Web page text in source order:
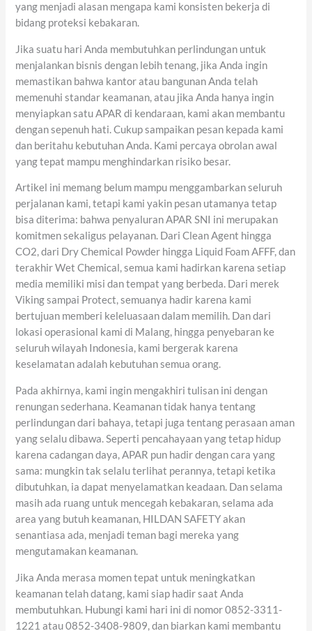
yang menjadi alasan mengapa kami konsisten bekerja di
bidang proteksi kebakaran.
Jika suatu hari Anda membutuhkan perlindungan untuk
menjalankan bisnis dengan lebih tenang, jika Anda ingin
memastikan bahwa kantor atau bangunan Anda telah
memenuhi standar keamanan, atau jika Anda hanya ingin
menyiapkan satu APAR di kendaraan, kami akan membantu
dengan sepenuh hati. Cukup sampaikan pesan kepada kami
dan beritahu kebutuhan Anda. Kami percaya obrolan awal
yang tepat mampu menghindarkan risiko besar.
Artikel ini memang belum mampu menggambarkan seluruh
perjalanan kami, tetapi kami yakin pesan utamanya tetap
bisa diterima: bahwa penyaluran APAR SNI ini merupakan
komitmen sekaligus pelayanan. Dari Clean Agent hingga
CO2, dari Dry Chemical Powder hingga Liquid Foam AFFF, dan
terakhir Wet Chemical, semua kami hadirkan karena setiap
media memiliki misi dan tempat yang berbeda. Dari merek
Viking sampai Protect, semuanya hadir karena kami
bertujuan memberi keleluasaan dalam memilih. Dan dari
lokasi operasional kami di Malang, hingga penyebaran ke
seluruh wilayah Indonesia, kami bergerak karena
keselamatan adalah kebutuhan semua orang.
Pada akhirnya, kami ingin mengakhiri tulisan ini dengan
renungan sederhana. Keamanan tidak hanya tentang
perlindungan dari bahaya, tetapi juga tentang perasaan aman
yang selalu dibawa. Seperti pencahayaan yang tetap hidup
karena cadangan daya, APAR pun hadir dengan cara yang
sama: mungkin tak selalu terlihat perannya, tetapi ketika
dibutuhkan, ia dapat menyelamatkan keadaan. Dan selama
masih ada ruang untuk mencegah kebakaran, selama ada
area yang butuh keamanan, HILDAN SAFETY akan
senantiasa ada, menjadi teman bagi mereka yang
mengutamakan keamanan.
Jika Anda merasa momen tepat untuk meningkatkan
keamanan telah datang, kami siap hadir saat Anda
membutuhkan. Hubungi kami hari ini di nomor 0852-3311-
1221 atau 0852-3408-9809, dan biarkan kami membantu